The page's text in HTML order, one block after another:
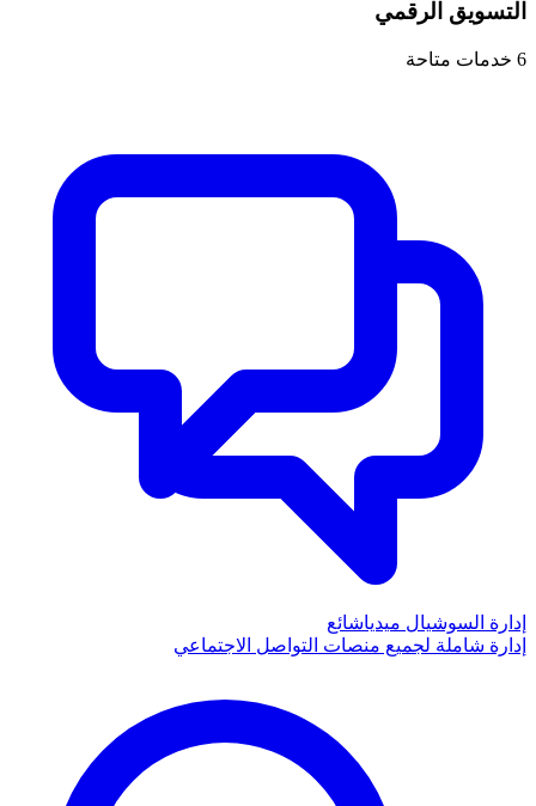
التسويق الرقمي
6 خدمات متاحة
إدارة السوشيال ميدياشائع
إدارة شاملة لجميع منصات التواصل الاجتماعي